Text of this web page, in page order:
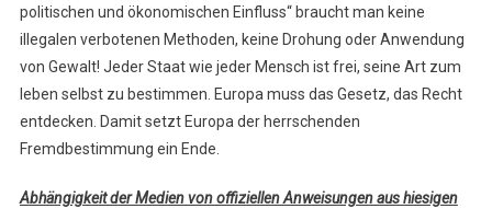
politischen und ökonomischen Einfluss“ braucht man keine
illegalen verbotenen Methoden, keine Drohung oder Anwendung
von Gewalt! Jeder Staat wie jeder Mensch ist frei, seine Art zum
leben selbst zu bestimmen. Europa muss das Gesetz, das Recht
entdecken. Damit setzt Europa der herrschenden
Fremdbestimmung ein Ende.
Abhängigkeit der Medien von offiziellen Anweisungen aus hiesigen